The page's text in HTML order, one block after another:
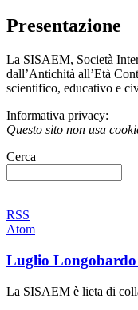
Presentazione
La SISAEM, Società
dall’Antichità all’Età
scientifico, educativo e
Informativa privacy:
Questo sito non usa
Cerca
RSS
Atom
Luglio Longobardo
La SISAEM è lieta di